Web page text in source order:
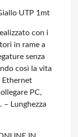
UTP 1mt
con i
in rame a
senza
così la vita
Ethernet
PC,
– Lunghezza